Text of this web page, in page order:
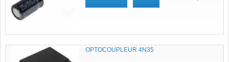
OPTOCOUPLEUR 4N35